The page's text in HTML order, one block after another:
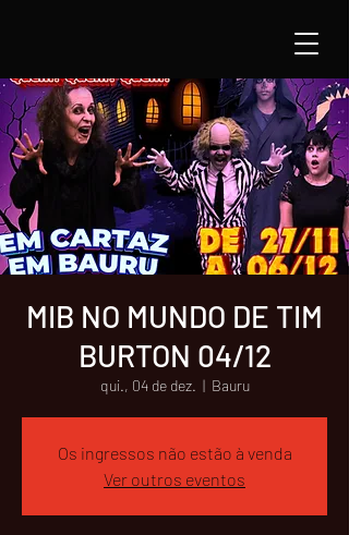
MIB NO MUNDO DE TIM
BURTON 04/12
qui., 04 de dez.
  |
Bauru
Os ingressos não estão à venda
Ver outros eventos